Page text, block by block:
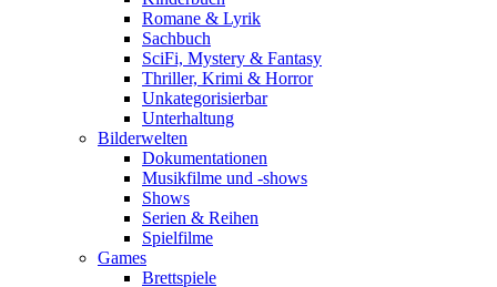
Romane & Lyrik
Sachbuch
SciFi, Mystery & Fantasy
Thriller, Krimi & Horror
Unkategorisierbar
Unterhaltung
Bilderwelten
Dokumentationen
Musikfilme und -shows
Shows
Serien & Reihen
Spielfilme
Games
Brettspiele